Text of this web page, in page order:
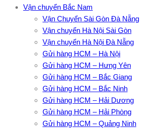
Vận chuyển Bắc Nam
Vận Chuyển Sài Gòn Đà Nẵng
Vận chuyển Hà Nội Sài Gòn
Vận chuyển Hà Nội Đà Nẵng
Gửi hàng HCM – Hà Nội
Gửi hàng HCM – Hưng Yên
Gửi hàng HCM – Bắc Giang
Gửi hàng HCM – Bắc Ninh
Gửi hàng HCM – Hải Dương
Gửi hàng HCM – Hải Phòng
Gửi hàng HCM – Quảng Ninh